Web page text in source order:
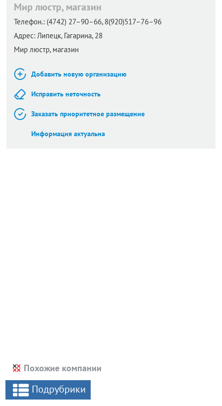
Мир люстр, магазин
Телефон.: (4742) 27–90–66, 8(920)517–76–96
Адрес: Липецк, Гагарина, 28
Мир люстр, магазин
Добавить новую организацию
Исправить неточность
Заказать приоритетное размещение
Информация актуальна
Похожие компании
Подрубрики